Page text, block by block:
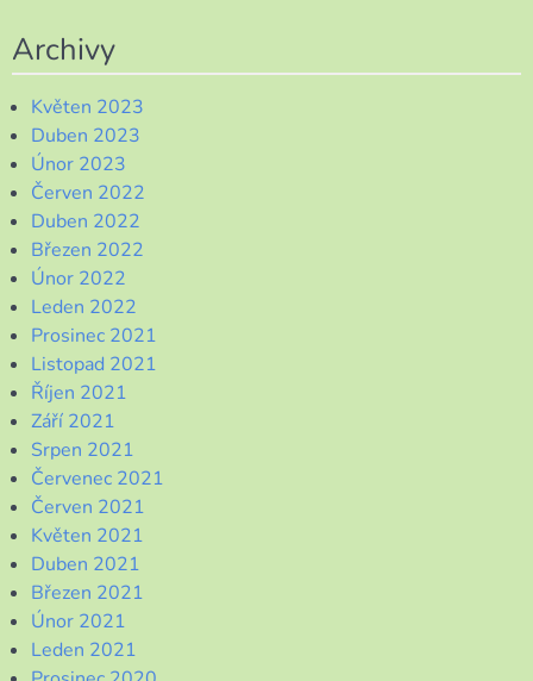
Archivy
Květen 2023
Duben 2023
Únor 2023
Červen 2022
Duben 2022
Březen 2022
Únor 2022
Leden 2022
Prosinec 2021
Listopad 2021
Říjen 2021
Září 2021
Srpen 2021
Červenec 2021
Červen 2021
Květen 2021
Duben 2021
Březen 2021
Únor 2021
Leden 2021